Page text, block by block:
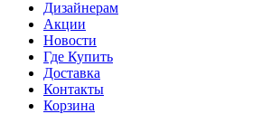
Дизайнерам
Акции
Новости
Где Купить
Доставка
Контакты
Корзина